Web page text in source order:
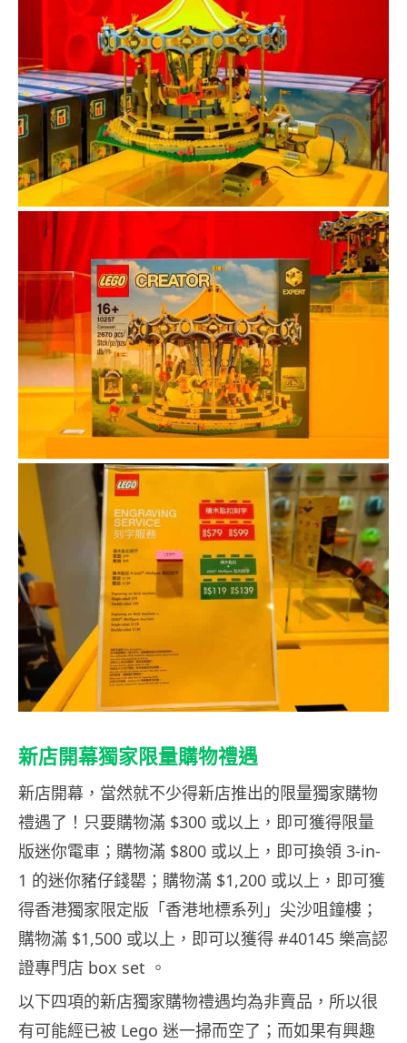
新店開幕獨家限量購物禮遇
新店開幕，當然就不少得新店推出的限量獨家購物
禮遇了！只要購物滿 $300 或以上，即可獲得限量
版迷你電車；購物滿 $800 或以上，即可換領 3-in-
1 的迷你豬仔錢罌；購物滿 $1,200 或以上，即可獲
得香港獨家限定版「香港地標系列」尖沙咀鐘樓；
購物滿 $1,500 或以上，即可以獲得 #40145 樂高認
證專門店 box set 。
以下四項的新店獨家購物禮遇均為非賣品，所以很
有可能經已被 Lego 迷一掃而空了；而如果有興趣